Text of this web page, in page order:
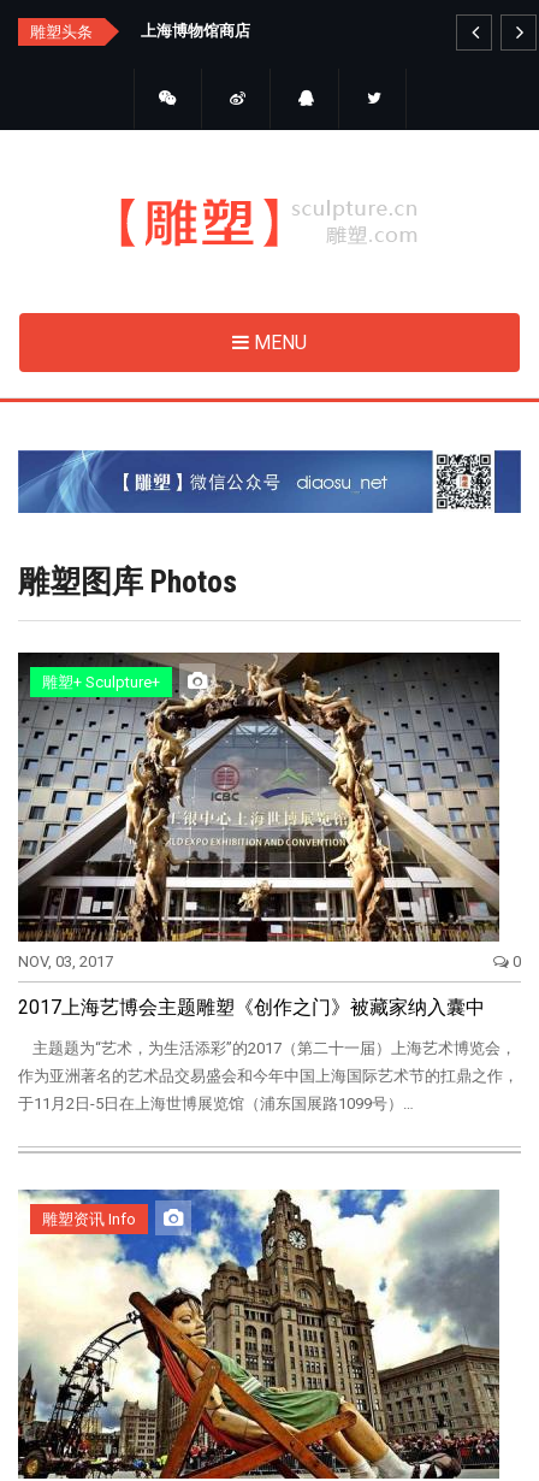
Skip
雕塑头条 上海博物馆商店 艺
MENU
雕塑图库 Photos
雕塑+ Sculpture+
NOV, 03, 2017 0
2017上海艺博会主题雕塑《创作之门》被藏家纳入囊中
主题题为“艺术，为生活添彩”的2017（第二十一届）上海艺术博览会，
作为亚洲著名的艺术品交易盛会和今年中国上海国际艺术节的扛鼎之作，
于11月2日-5日在上海世博展览馆（浦东国展路1099号）…
雕塑资讯 Info